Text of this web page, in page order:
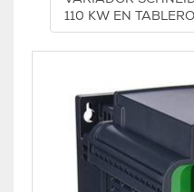
110 KW EN